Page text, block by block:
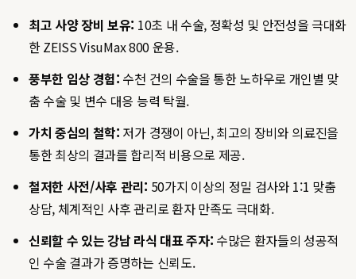
최고 사양 장비 보유: 10초 내 수술, 정확성 및 안전성을 극대화
한 ZEISS VisuMax 800 운용.
풍부한 임상 경험: 수천 건의 수술을 통한 노하우로 개인별 맞
춤 수술 및 변수 대응 능력 탁월.
가치 중심의 철학: 저가 경쟁이 아닌, 최고의 장비와 의료진을
통한 최상의 결과를 합리적 비용으로 제공.
철저한 사전/사후 관리: 50가지 이상의 정밀 검사와 1:1 맞춤
상담, 체계적인 사후 관리로 환자 만족도 극대화.
신뢰할 수 있는 강남 라식 대표 주자: 수많은 환자들의 성공적
인 수술 결과가 증명하는 신뢰도.